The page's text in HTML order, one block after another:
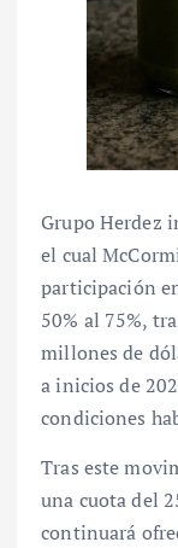
Grupo Herdez
el cual
participación
50% al 75%,
millones de
a inicios de
condiciones
Tras este
una cuota del
continuará